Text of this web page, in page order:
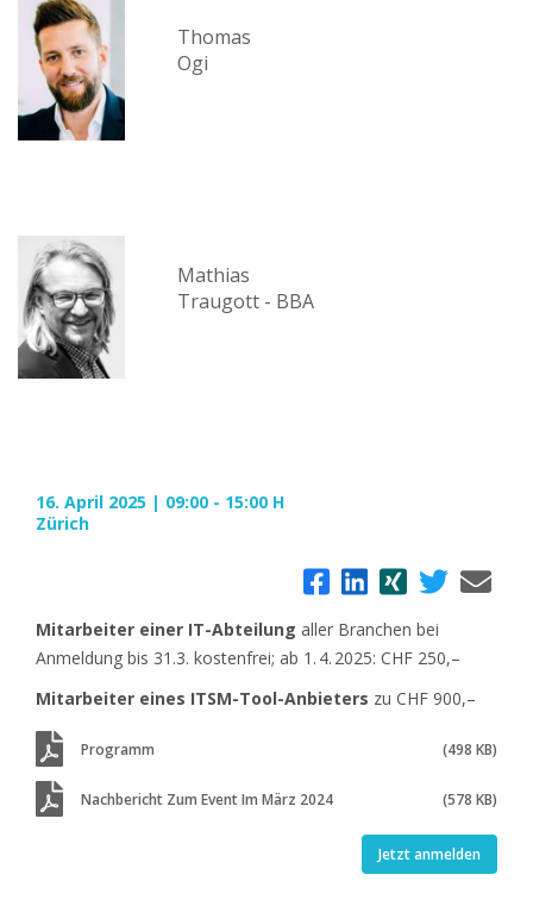
Thomas
Ogi
Mathias
Traugott - BBA
16. April 2025
09:00 - 15:00 H
Zürich
Mitarbeiter einer IT-Abteilung aller Branchen bei
Anmeldung bis 31.3. kostenfrei; ab 1. 4. 2025: CHF 250,–
Mitarbeiter eines ITSM-Tool-Anbieters zu CHF 900,–
Programm (498 KB)
Nachbericht Zum Event Im März 2024 (578 KB)
Jetzt anmelden